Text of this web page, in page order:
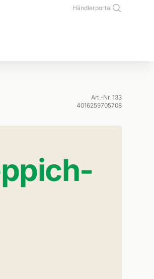
Händlerportal
Art.-Nr. 133
4016259705708